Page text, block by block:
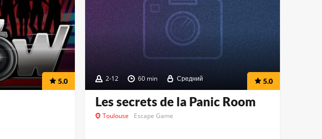
5.0 2-12 60 min Средний 5.0
Les secrets de la Panic Room
Toulouse Escape Game